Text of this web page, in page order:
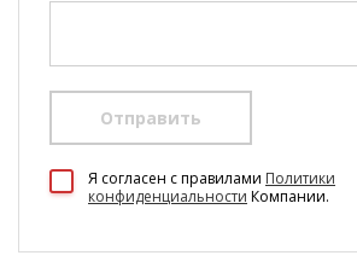
Отправить
Я согласен c правилами Политики
конфиденциальности Компании.